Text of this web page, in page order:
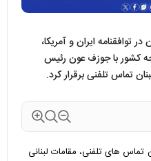
توافقنامه ایران و آمریکا،
کشور با جوزف عون رئیس
تماس تلفنی برقرار کرد.
تماس های تلفنی، مقامات لبنانی